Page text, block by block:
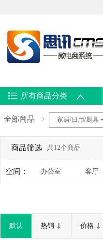
所有商品分类
全部商品 家居/日用/厨具
商品筛选 共12个商品
空间： 办公室 客厅
默认 热销 价格